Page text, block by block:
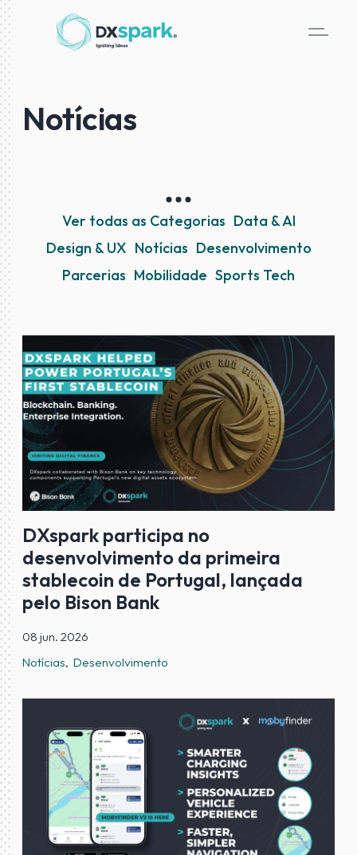
Notícias
Ver todas as Categorias Data & AI
Design & UX Notícias Desenvolvimento
Parcerias Mobilidade Sports Tech
DXspark participa no
desenvolvimento da primeira
stablecoin de Portugal, lançada
pelo Bison Bank
08 jun. 2026
Notícias Desenvolvimento